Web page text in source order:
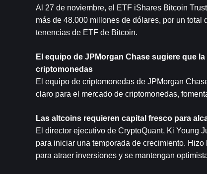
Al 27 de noviembre, el ETF iShares Bitcoin
más de 48.000 millones de dólares, por un
tenencias de ETF de Bitcoin.
El equipo de JPMorgan Chase sugiere que
criptomonedas
El equipo de criptomonedas de JPMorgan
claro para el mercado de criptomonedas,
Las altcoins requieren capital fresco para
El director ejecutivo de CryptoQuant, Ki Young
para iniciar una temporada de crecimiento.
para atraer inversiones y se mantengan